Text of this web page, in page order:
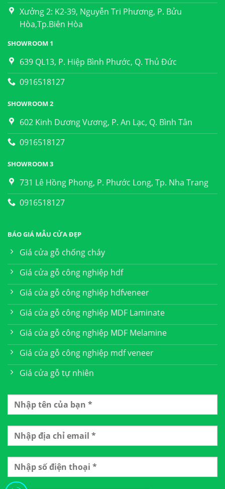
Xưởng 2: K2-39, Nguyễn Tri Phương, P. Bửu
Hòa,Tp.Biên Hòa
SHOWROOM 1
639 QL13, P. Hiệp Bình Phước, Q. Thủ Đức
0916518127
SHOWROOM 2
602 Kinh Dương Vương, P. An Lạc, Q. Bình Tân
0916518127
SHOWROOM 3
731 Lê Hồng Phong, P. Phước Long, Tp. Nha Trang
0916518127
BÁO GIÁ MẪU CỬA ĐẸP
Giá cửa gỗ chống cháy
Giá cửa gỗ công nghiệp hdf
Giá cửa gỗ công nghiệp hdfveneer
Giá cửa gỗ công nghiệp MDF Laminate
Giá cửa gỗ công nghiệp MDF Melamine
Giá cửa gỗ công nghiệp mdf veneer
Giá cửa gỗ tự nhiên